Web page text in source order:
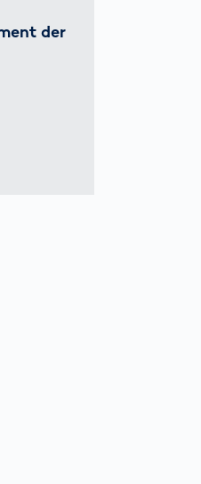
der